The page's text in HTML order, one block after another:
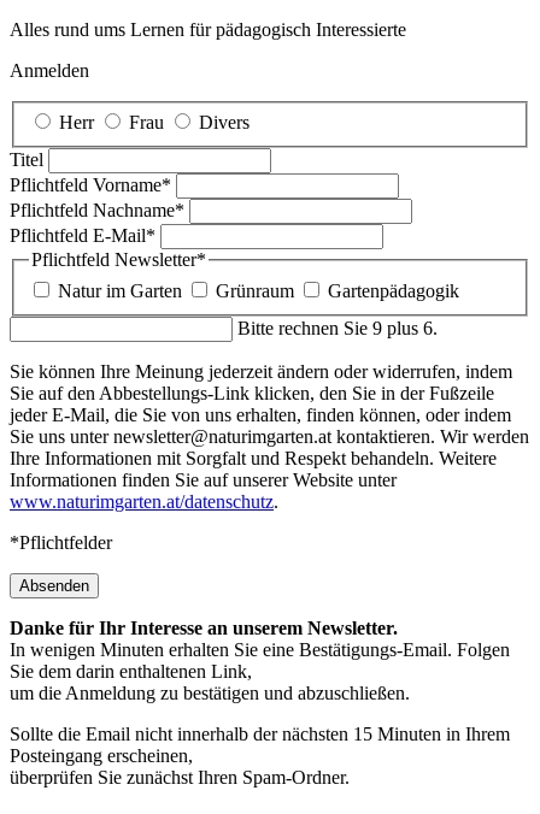
Alles rund ums Lernen für pädagogisch Interessierte
Anmelden
Herr Frau
Divers
Titel
Pflichtfeld Vorname*
Pflichtfeld Nachname*
Pflichtfeld E-Mail*
Pflichtfeld Newsletter*
Natur im Garten
Grünraum
Gartenpädagogik
Bitte rechnen Sie 9 plus 6.
Sie können Ihre Meinung jederzeit ändern oder widerrufen, indem
Sie auf den Abbestellungs-Link klicken, den Sie in der Fußzeile
jeder E-Mail, die Sie von uns erhalten, finden können, oder indem
Sie uns unter newsletter@naturimgarten.at kontaktieren. Wir werden
Ihre Informationen mit Sorgfalt und Respekt behandeln. Weitere
Informationen finden Sie auf unserer Website unter
www.naturimgarten.at/datenschutz.
*Pflichtfelder
Absenden
Danke für Ihr Interesse an unserem Newsletter.
In wenigen Minuten erhalten Sie eine Bestätigungs-Email. Folgen
Sie dem darin enthaltenen Link,
um die Anmeldung zu bestätigen und abzuschließen.
Sollte die Email nicht innerhalb der nächsten 15 Minuten in Ihrem
Posteingang erscheinen,
überprüfen Sie zunächst Ihren Spam-Ordner.